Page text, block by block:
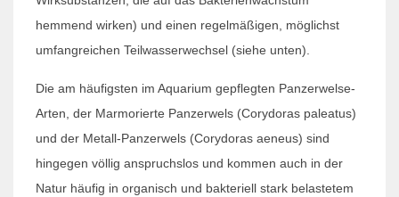
hemmend wirken) und einen regelmäßigen, möglichst
umfangreichen Teilwasserwechsel (siehe unten).
Die am häufigsten im Aquarium gepflegten Panzerwelse-
Arten, der Marmorierte Panzerwels (Corydoras paleatus)
und der Metall-Panzerwels (Corydoras aeneus) sind
hingegen völlig anspruchslos und kommen auch in der
Natur häufig in organisch und bakteriell stark belastetem